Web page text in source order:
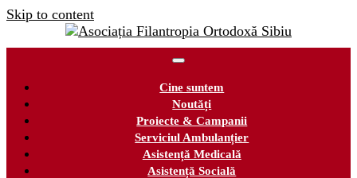
Skip to content
Cine suntem
Noutăți
Proiecte & Campanii
Serviciul Ambulanțier
Asistență Medicală
Asistență Socială